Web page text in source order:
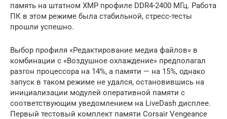
память на штатном XMP профиле DDR4-2400 МГц. Работа
ПК в этом режиме была стабильной, стресс-тесты
прошли успешно.
Выбор профиля «Редактирование медиа файлов» в
комбинации с «Воздушное охлаждение» предполагал
разгон процессора на 14%, а памяти — на 15%, однако
запуск в таком режиме не удался, остановившись на
инициализации модулей оперативной памяти с
соответствующим уведомлением на LiveDash дисплее.
Первый тестовый комплект памяти Corsair Vengeance